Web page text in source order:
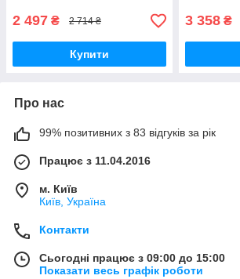
2 497 ₴ 2 714 ₴
Купити
3 358 ₴
Про нас
99% позитивних з 83 відгуків за рік
Працює з 11.04.2016
м. Київ
Київ, Україна
Контакти
Сьогодні працює з 09:00 до 15:00
Показати весь графік роботи